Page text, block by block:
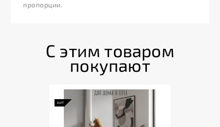
пропорции.
С этим товаром
покупают
ХИТ